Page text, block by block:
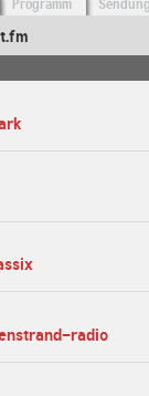
Programm
radio